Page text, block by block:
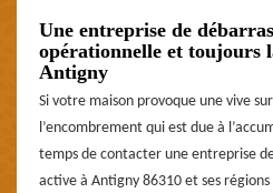
Une entreprise de
opérationnelle et toujours
Antigny
Si votre maison provoque une vive
l’encombrement qui est due à
temps de contacter une entreprise
active à Antigny 86310 et ses